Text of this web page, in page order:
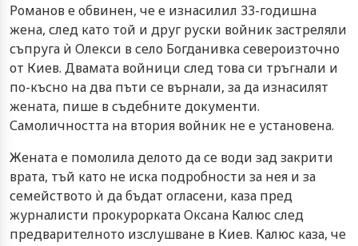
Романов е обвинен, че е изнасилил 33-годишна
жена, след като той и друг руски войник застреляли
съпруга ѝ Олекси в село Богданивка североизточно
от Киев. Двамата войници след това си тръгнали и
по-късно на два пъти се върнали, за да изнасилят
жената, пише в съдебните документи.
Самоличността на втория войник не е установена.
Жената е помолила делото да се води зад закрити
врата, тъй като не иска подробности за нея и за
семейството ѝ да бъдат огласени, каза пред
журналисти прокурорката Оксана Калюс след
предварителното изслушване в Киев. Калюс каза, че